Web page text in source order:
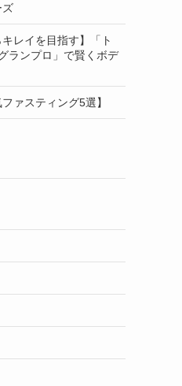
ズ
レイを目指す】「ト
ランプロ」で賢くボデ
ァスティング5選】